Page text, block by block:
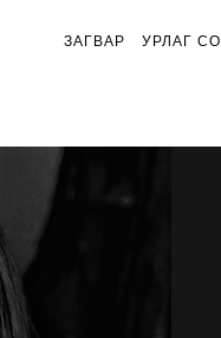
ЗАГВАР УРЛАГ